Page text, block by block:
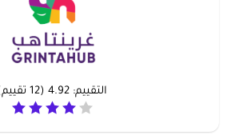
التقييم: 4.92
(
12